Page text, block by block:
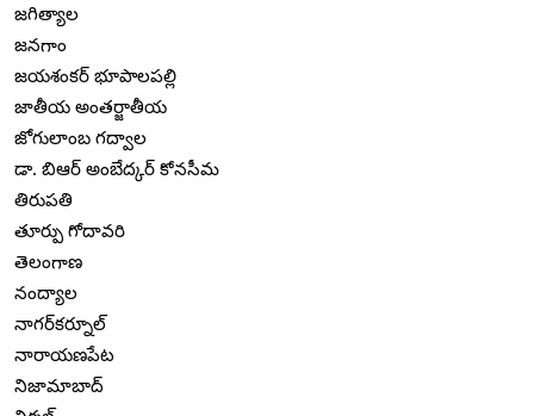
జగిత్యాల
జనగాం
జయశంకర్ భూపాలపల్లి
జాతీయ అంతర్జాతీయ
జోగులాంబ గద్వాల
డా. బిఆర్ అంబేద్కర్ కోనసీమ
తిరుపతి
తూర్పు గోదావరి
తెలంగాణ
నంద్యాల
నాగర్‌కర్నూల్
నారాయణపేట
నిజామాబాద్